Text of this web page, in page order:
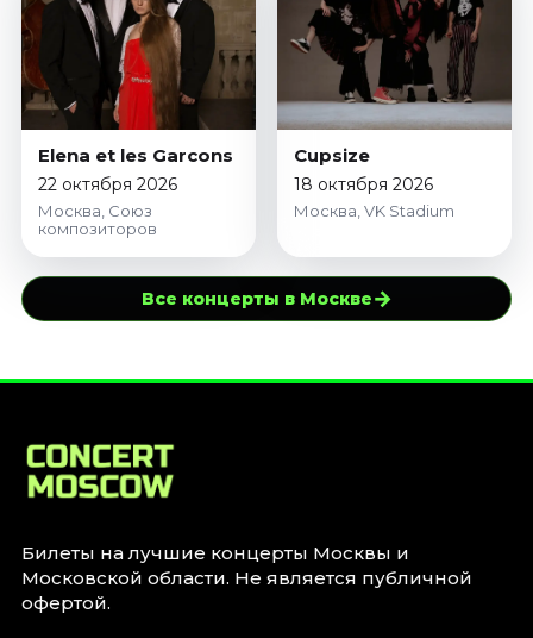
Elena et les Garcons
22 октября 2026
Москва, Союз
композиторов
Cupsize
18 октября 2026
Москва, VK Stadium
Все концерты в Москве→
Билеты на лучшие концерты Москвы и
Московской области. Не является публичной
офертой.